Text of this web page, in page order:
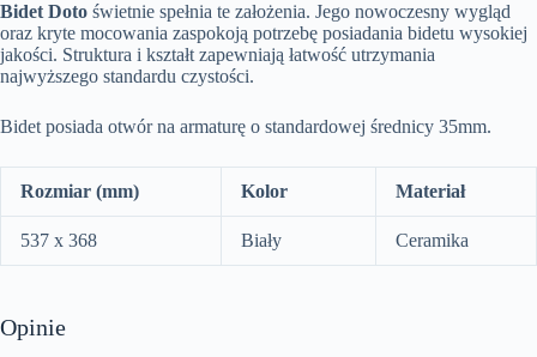
Bidet Doto świetnie spełnia te założenia. Jego nowoczesny wygląd
oraz kryte mocowania zaspokoją potrzebę posiadania bidetu wysokiej
jakości. Struktura i kształt zapewniają łatwość utrzymania
najwyższego standardu czystości.
Bidet posiada otwór na armaturę o standardowej średnicy 35mm.
Rozmiar (mm) Kolor Materiał
537 x 368 Biały Ceramika
Opinie